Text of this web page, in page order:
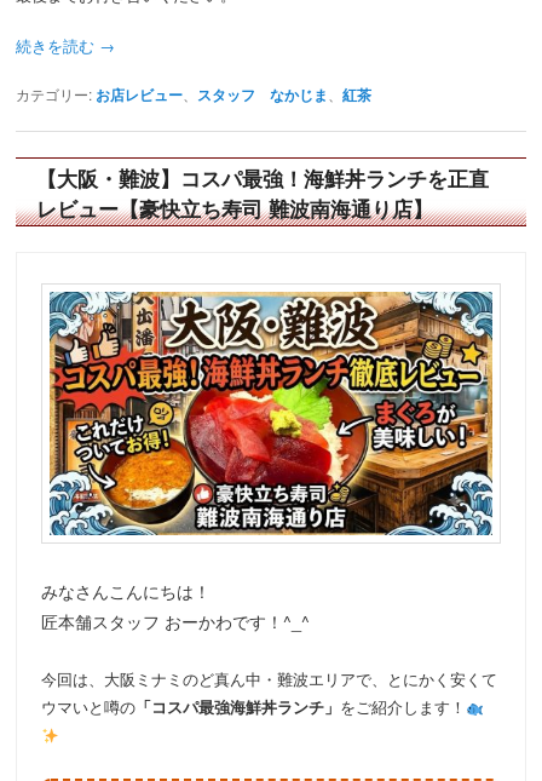
続きを読む →
カテゴリー: お店レビュー スタッフ なかじま 、紅茶
【大阪・難波】コスパ最強！海鮮丼ランチを正直
レビュー【豪快立ち寿司 難波南海通り店】
みなさんこんにちは！
匠本舗スタッフ おーかわです！^_^
今回は、大阪ミナミのど真ん中・難波エリアで、とにかく安くて
ウマいと噂の 「コスパ最強海鮮丼ランチ」 をご紹介します！